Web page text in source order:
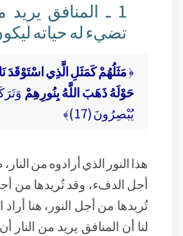
1 ـ المنافق
تضيء له حياته
﴿مَثَلُهُمْ كَمَثَلِ الَّذِي اسْتَوْقَدَ
حَوْلَهُ ذَهَبَ اللَّهُ بِنُورِهِمْ
يُبْصِرُونَ (17)﴾
هذا النور الذي أرادوه من
أجل الدفء، وقد تُريدها من
تُريدها من أجل النور، هنا
لنا أن المنافق يريد من النار